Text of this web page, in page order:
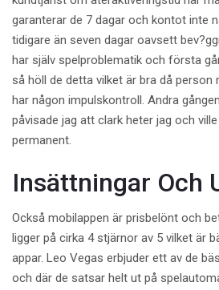
garanterar de 7 dagar och kontot inte
tidigare än seven dagar oavsett
har själv spelproblematik och första
så höll de detta vilket är bra då person
har någon impulskontroll. Andra
påvisade jag att clark heter jag och
permanent.
Insättningar Och
Också mobilappen är prisbelönt och
ligger på cirka 4 stjärnor av 5 vilket är
appar. Leo Vegas erbjuder ett av de
och där de satsar helt ut på